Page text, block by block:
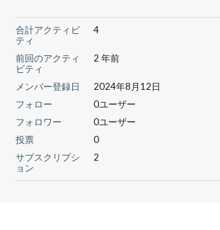
合計アクティビ
ティ
4
前回のアクティ
ビティ
2 年前
メンバー登録日
2024年8月12日
フォロー
0ユーザー
フォロワー
0ユーザー
投票
0
サブスクリプシ
ョン
2